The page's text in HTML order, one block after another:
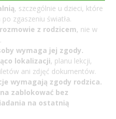
, szczególnie u dzieci, które
zgaszeniu światła.
z rodzicem, nie w
wymaga jej zgody.
lokalizacji, planu lekcji,
ani zdjęć dokumentów.
wymagają zgody rodzica.
zablokować bez
na ostatnią